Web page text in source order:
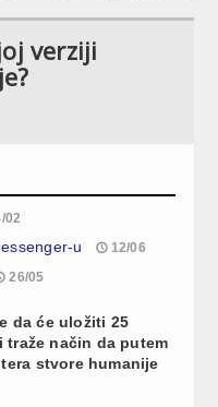
verziji
02
u 12/06
26/05
da će uložiti 25
način da putem
stvore humanije